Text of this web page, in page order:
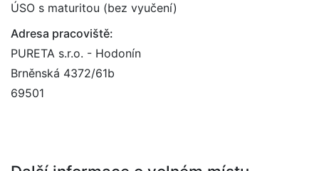
ÚSO s maturitou (bez vyučení)
Adresa pracoviště:
PURETA s.r.o. - Hodonín
Brněnská 4372/61b
69501